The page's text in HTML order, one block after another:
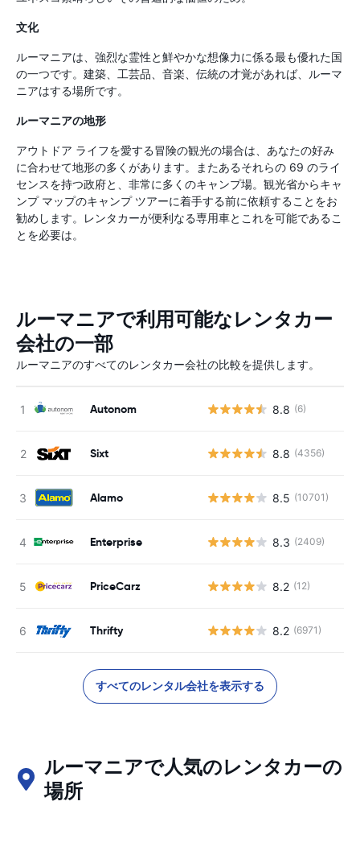
文化
ルーマニアは、強烈な霊性と鮮やかな想像力に係る最も優れた国
の一つです。建築、工芸品、音楽、伝統の才覚があれば、ルーマ
ニアはする場所です。
ルーマニアの地形
アウトドア ライフを愛する冒険の観光の場合は、あなたの好み
に合わせて地形の多くがあります。またあるそれらの 69 のライ
センスを持つ政府と、非常に多くのキャンプ場。観光省からキャ
ンプ マップのキャンプ ツアーに着手する前に依頼することをお
勧めします。レンタカーが便利なる専用車とこれを可能であるこ
とを必要は。
ルーマニアで利用可能なレンタカー
会社の一部
ルーマニアのすべてのレンタカー会社の比較を提供します。
Autonom 8.8 (6)
Sixt 8.8 (4356)
Alamo 8.5 (10701)
Enterprise 8.3 (2409)
PriceCarz 8.2 (12)
Thrifty 8.2 (6971)
すべてのレンタル会社を表示する
ルーマニアで人気のレンタカーの
場所